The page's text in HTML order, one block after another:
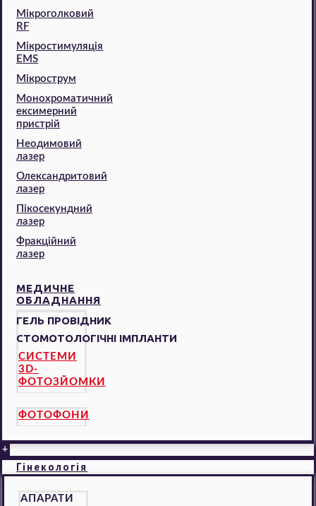
Мікроголковий
RF
Мікростимуляція
EMS
Мікрострум
Монохроматичний
ексимерний
пристрій
Неодимовий
лазер
Олександритовий
лазер
Пікосекундний
лазер
Фракційний
лазер
МЕДИЧНЕ
ОБЛАДНАННЯ
ГЕЛЬ ПРОВІДНИК
СТОМОТОЛОГІЧНІ ІМПЛАНТИ
СИСТЕМИ
3D-
ФОТОЗЙОМКИ
ФОТОФОНИ
+
Гінекологія
АПАРАТИ